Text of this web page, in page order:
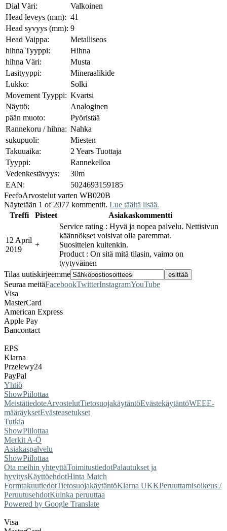
Dial Väri:
Valkoinen
Head leveys (mm): 41
Head syvyys (mm): 9
Head Vaippa:
Metalliseos
hihna Tyyppi:
Hihna
hihna Väri:
Musta
Lasityyppi:
Mineraalikide
Lukko:
Solki
Movement Tyyppi: Kvartsi
Näyttö:
Analoginen
pään muoto:
Pyöristää
Rannekoru / hihna: Nahka
sukupuoli:
Miesten
Takuuaika:
2 Years Tuottaja
Tyyppi:
Rannekelloa
Vedenkestävyys:
30m
EAN:
5024693159185
FeefoArvostelut varten WB020B
Näytetään 1 of 2077 kommentit. Lue täältä lisää.
Treffi
Pisteet Asiakaskommentti
12 April
2019
+
Service rating : Hyvä ja nopea palvelu. Nettisivun
käännökset voisivat olla paremmat.
Suosittelen kuitenkin.
Product : On sitä mitä tilasin, vaimo on
tyytyväinen
Tilaa uutiskirjeemme
Seuraa meitäFacebookTwitterInstagramYouTube
Visa
MasterCard
American Express
Apple Pay
Bancontact
EPS
Klarna
Przelewy24
PayPal
Yhtiö
ShowPiilottaa
MeistätiedoteArvostelutTietosuojakäytäntöEvästekäytäntöWEEE-
määräyksetEvästeasetukset
Tutkia
ShowPiilottaa
Merkit A-Ö
Asiakaspalvelu
ShowPiilottaa
Ota meihin yhteyttäToimitustiedotPalautukset ja
hyvitysKäyttöehdotHinta Match
FormtakuutiedotTietosuojakäytäntöKlarna UKKPeruuttamisoikeus /
PeruutusehdotKuinka peruuttaa
Powered by Google Translate
Visa